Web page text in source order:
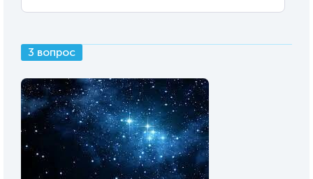
3 вопрос